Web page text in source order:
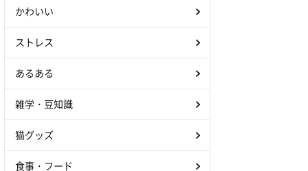
かわいい
ストレス
あるある
雑学・豆知識
猫グッズ
食事・フード